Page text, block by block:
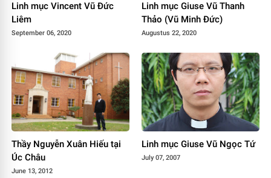
Linh mục Vincent Vũ Đức
Liêm
September 06, 2020
Linh mục Giuse Vũ Thanh
Thảo (Vũ Minh Đức)
Augustus 22, 2020
Thầy Nguyễn Xuân Hiếu tại
Úc Châu
June 13, 2012
Linh mục Giuse Vũ Ngọc Tứ
July 07, 2007